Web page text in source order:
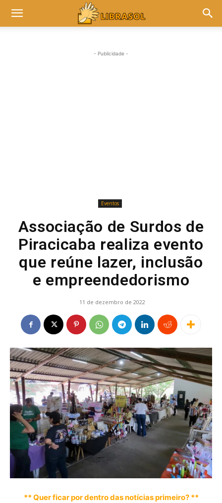
- Publicidade -
Eventos
Associação de Surdos de
Piracicaba realiza evento
que reúne lazer, inclusão
e empreendedorismo
11 de dezembro de 2022
** Quer ficar por dentro das notícias primeiro? **